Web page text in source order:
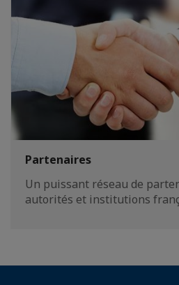
Partenaires
Un puissant réseau de
autorités et institutions